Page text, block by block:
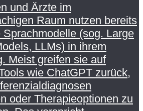
und Ärzte im
Raum nutzen bereits
Sprachmodelle (sog. Large
LLMs) in ihrem
Meist greifen sie auf
wie ChatGPT zurück,
oder Therapieoptionen zu